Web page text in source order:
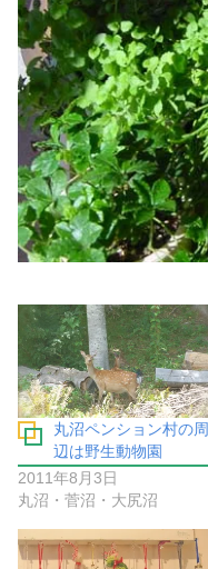
丸沼ペンション村の周
辺は野生動物園
2011年8月3日
丸沼・菅沼・大尻沼